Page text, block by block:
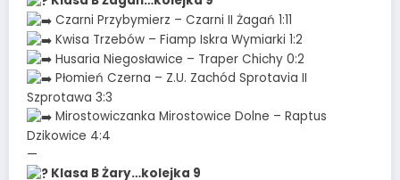
Czarni Przybymierz – Czarni II Żagań 1:11
Kwisa Trzebów – Fiamp Iskra Wymiarki 1:2
Husaria Niegosławice – Traper Chichy 0:2
Płomień Czerna – Z.U. Zachód Sprotavia II
Szprotawa 3:3
Mirostowiczanka Mirostowice Dolne – Raptus
Dzikowice 4:4
—
Klasa B Żary…kolejka 9